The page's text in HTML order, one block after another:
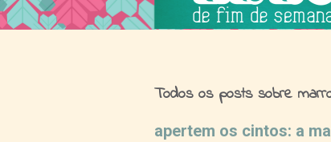
Todos os posts sobre
apertem os cintos: a